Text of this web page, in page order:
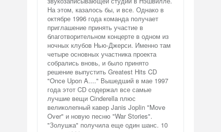
На этом, казалось бы, и все. Однако в
октябре 1996 года команда получает
приглашение принять участие в
благотворительном концерте в одном из
ночных клубов Нью-Джерси. Именно там
четыре основных участника проекта
собрались вновь, и было принято
решение выпустить Greatest Hits CD
"Once Upon A...." Вышедший в мае 1997
года этот CD содержал все самые
лучшие вещи Cinderella плюс
великолепный кавер Janis Joplin "Move
Over" и новую песню "War Stories".
"Золушка" получила еще один шанс. 10